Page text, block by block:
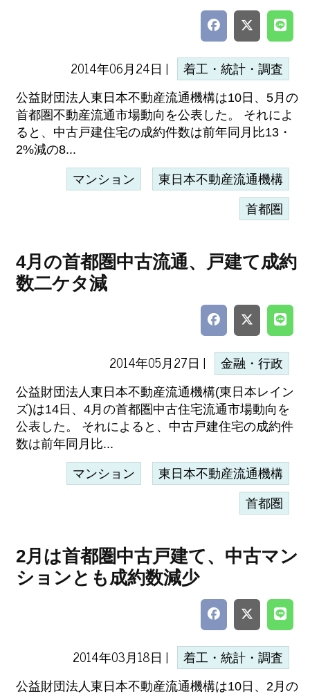
2014年06月24日 | 着工・統計・調査
公益財団法人東日本不動産流通機構は10日、5月の
首都圏不動産流通市場動向を公表した。 それによ
ると、中古戸建住宅の成約件数は前年同月比13・
2%減の8...
マンション 東日本不動産流通機構
首都圏
4月の首都圏中古流通、戸建て成約
数二ケタ減
2014年05月27日 | 金融・行政
公益財団法人東日本不動産流通機構(東日本レイン
ズ)は14日、4月の首都圏中古住宅流通市場動向を
公表した。 それによると、中古戸建住宅の成約件
数は前年同月比...
マンション 東日本不動産流通機構
首都圏
2月は首都圏中古戸建て、中古マン
ションとも成約数減少
2014年03月18日 | 着工・統計・調査
公益財団法人東日本不動産流通機構は10日、2月の